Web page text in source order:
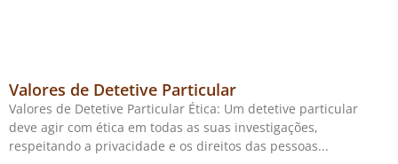
Valores de Detetive Particular
Valores de Detetive Particular Ética: Um detetive particular
deve agir com ética em todas as suas investigações,
respeitando a privacidade e os direitos das pessoas